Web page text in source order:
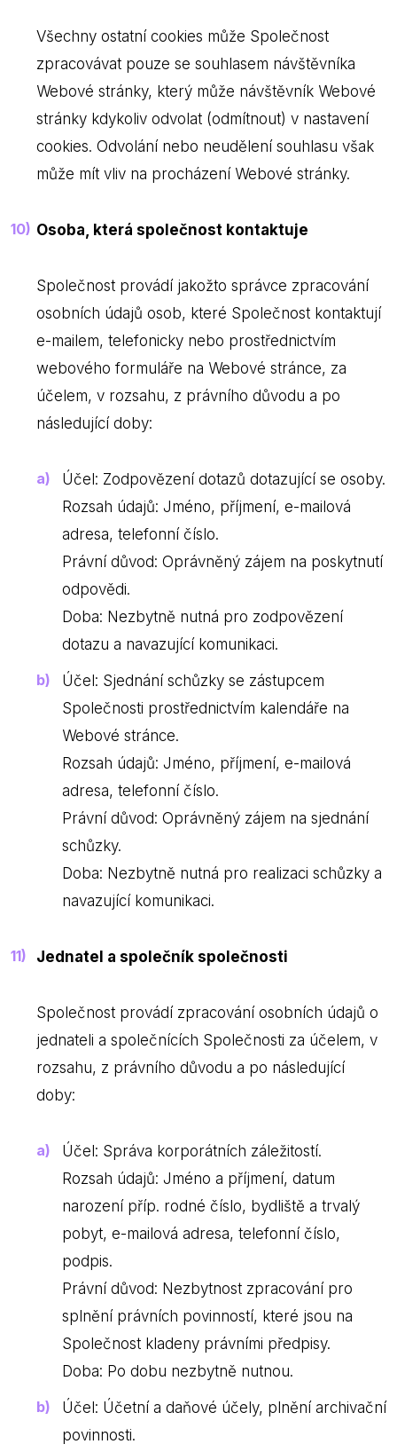
Všechny ostatní cookies může Společnost
zpracovávat pouze se souhlasem návštěvníka
Webové stránky, který může návštěvník Webové
stránky kdykoliv odvolat (odmítnout) v nastavení
cookies. Odvolání nebo neudělení souhlasu však
může mít vliv na procházení Webové stránky.
Osoba, která společnost kontaktuje
Společnost provádí jakožto správce zpracování
osobních údajů osob, které Společnost kontaktují
e-mailem, telefonicky nebo prostřednictvím
webového formuláře na Webové stránce, za
účelem, v rozsahu, z právního důvodu a po
následující doby:
Účel: Zodpovězení dotazů dotazující se osoby.
Rozsah údajů: Jméno, příjmení, e-mailová
adresa, telefonní číslo.
Právní důvod: Oprávněný zájem na poskytnutí
odpovědi.
Doba: Nezbytně nutná pro zodpovězení
dotazu a navazující komunikaci.
Účel: Sjednání schůzky se zástupcem
Společnosti prostřednictvím kalendáře na
Webové stránce.
Rozsah údajů: Jméno, příjmení, e-mailová
adresa, telefonní číslo.
Právní důvod: Oprávněný zájem na sjednání
schůzky.
Doba: Nezbytně nutná pro realizaci schůzky a
navazující komunikaci.
Jednatel a společník společnosti
Společnost provádí zpracování osobních údajů o
jednateli a společnících Společnosti za účelem, v
rozsahu, z právního důvodu a po následující
doby:
Účel: Správa korporátních záležitostí.
Rozsah údajů: Jméno a příjmení, datum
narození příp. rodné číslo, bydliště a trvalý
pobyt, e-mailová adresa, telefonní číslo,
podpis.
Právní důvod: Nezbytnost zpracování pro
splnění právních povinností, které jsou na
Společnost kladeny právními předpisy.
Doba: Po dobu nezbytně nutnou.
Účel: Účetní a daňové účely, plnění archivační
povinnosti.